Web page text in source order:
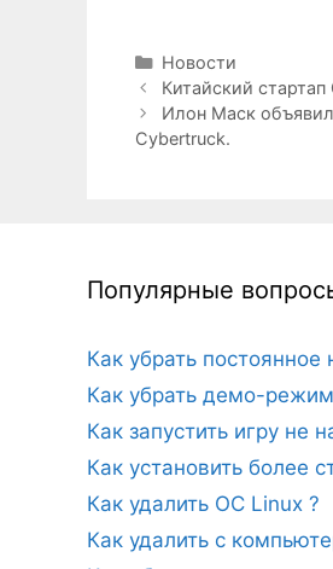
Рубрики
Новости
Китайский
Илон Маск
Cybertruck.
Популярные
Как убрать
Как убрать демо-
Как запустить игру не
Как установить более
Как удалить ОС Linux ?
Как удалить с